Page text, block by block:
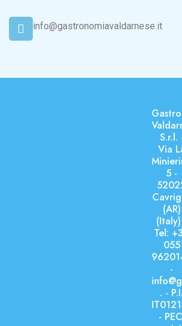
info@gastronomiavaldarnese.it
S.r.l.
Via
5 -
(AR)
Tel:
055
-
. - P.I.
-